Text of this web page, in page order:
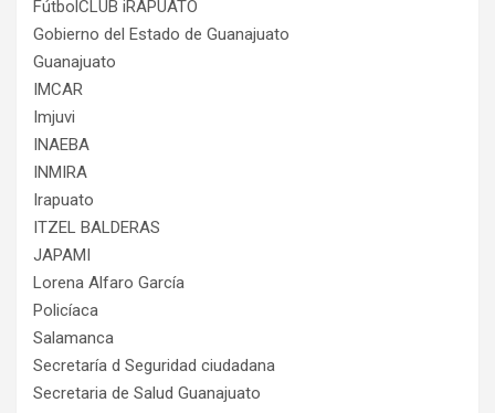
FútbolCLUB iRAPUATO
Gobierno del Estado de Guanajuato
Guanajuato
IMCAR
Imjuvi
INAEBA
INMIRA
Irapuato
ITZEL BALDERAS
JAPAMI
Lorena Alfaro García
Policíaca
Salamanca
Secretaría d Seguridad ciudadana
Secretaria de Salud Guanajuato